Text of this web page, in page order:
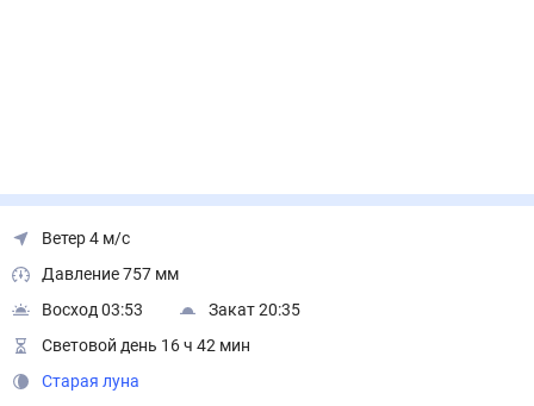
Ветер 4 м/с
Давление 757 мм
Восход 03:53
Закат 20:35
Световой день 16 ч 42 мин
Старая луна